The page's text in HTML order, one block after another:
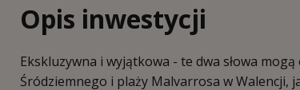
Opis inwestycji
Ekskluzywna i wyjątkowa - te dwa słowa
Śródziemnego i plaży Malvarrosa w